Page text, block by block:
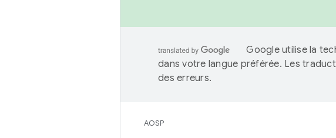
Google utilise la
dans votre langue préférée. Les
des erreurs.
AOSP